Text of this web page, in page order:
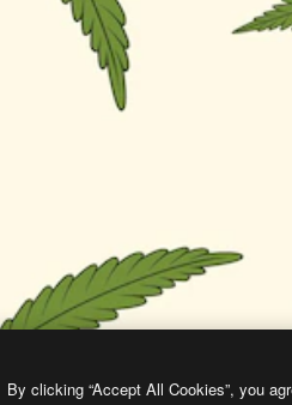
By clicking “Accept All Cookies”, you